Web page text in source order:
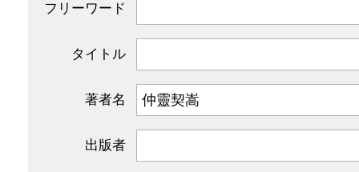
フリーワード
タイトル
著者名
出版者